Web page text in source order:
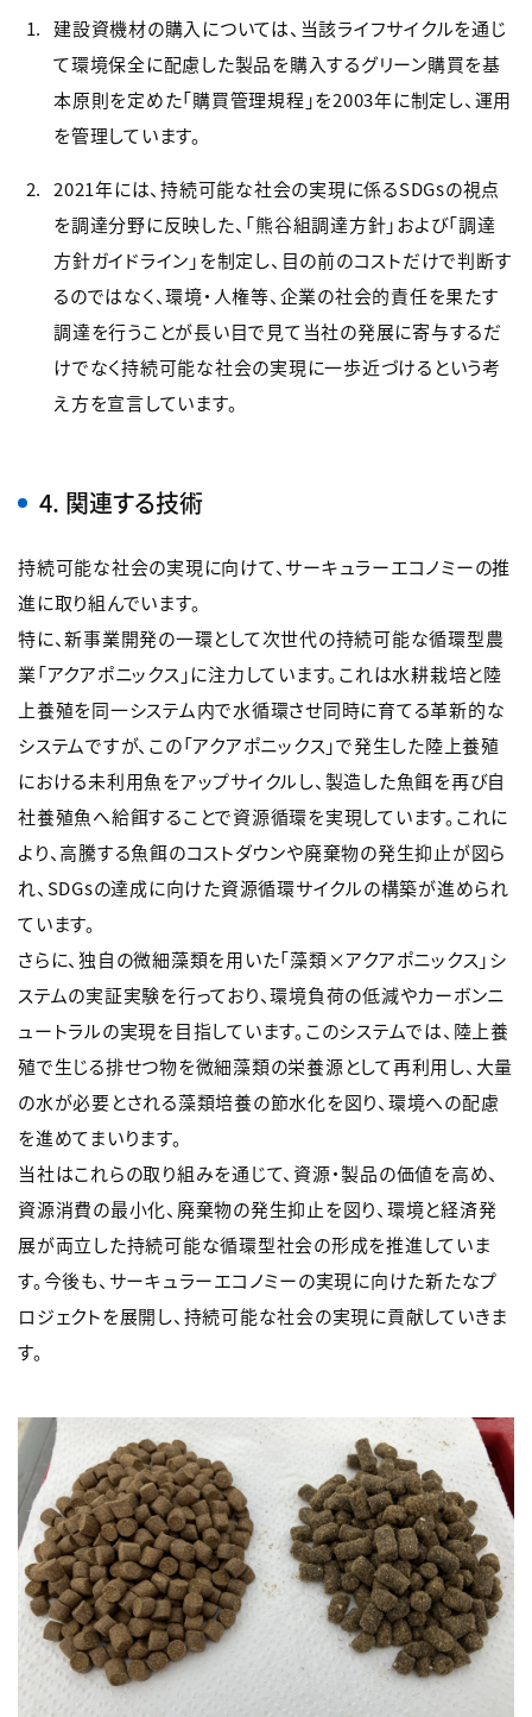
建設資機材の購入については、当該ライフサイクルを通じ
て環境保全に配慮した製品を購入するグリーン購買を基
本原則を定めた「購買管理規程」を2003年に制定し、運用
を管理しています。
2021年には、持続可能な社会の実現に係るSDGsの視点
を調達分野に反映した、「熊谷組調達方針」および「調達
方針ガイドライン」を制定し、目の前のコストだけで判断す
るのではなく、環境・人権等、企業の社会的責任を果たす
調達を行うことが長い目で見て当社の発展に寄与するだ
けでなく持続可能な社会の実現に一歩近づけるという考
え方を宣言しています。
4. 関連する技術
持続可能な社会の実現に向けて、サーキュラーエコノミーの推
進に取り組んでいます。
特に、新事業開発の一環として次世代の持続可能な循環型農
業「アクアポニックス」に注力しています。これは水耕栽培と陸
上養殖を同一システム内で水循環させ同時に育てる革新的な
システムですが、この「アクアポニックス」で発生した陸上養殖
における未利用魚をアップサイクルし、製造した魚餌を再び自
社養殖魚へ給餌することで資源循環を実現しています。これに
より、高騰する魚餌のコストダウンや廃棄物の発生抑止が図ら
れ、SDGsの達成に向けた資源循環サイクルの構築が進められ
ています。
さらに、独自の微細藻類を用いた「藻類×アクアポニックス」シ
ステムの実証実験を行っており、環境負荷の低減やカーボンニ
ュートラルの実現を目指しています。このシステムでは、陸上養
殖で生じる排せつ物を微細藻類の栄養源として再利用し、大量
の水が必要とされる藻類培養の節水化を図り、環境への配慮
を進めてまいります。
当社はこれらの取り組みを通じて、資源・製品の価値を高め、
資源消費の最小化、廃棄物の発生抑止を図り、環境と経済発
展が両立した持続可能な循環型社会の形成を推進していま
す。今後も、サーキュラーエコノミーの実現に向けた新たなプ
ロジェクトを展開し、持続可能な社会の実現に貢献していきま
す。